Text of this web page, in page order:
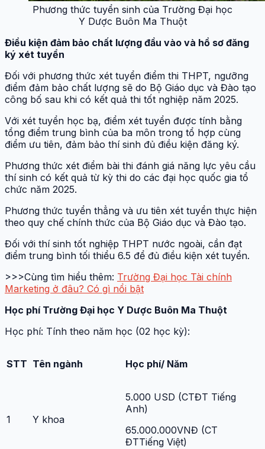
Phương thức tuyển sinh của Trường Đại học
Y Dược Buôn Ma Thuột
Điều kiện đảm bảo chất lượng đầu vào và hồ sơ đăng
ký xét tuyển
Đối với phương thức xét tuyển điểm thi THPT, ngưỡng
điểm đảm bảo chất lượng sẽ do Bộ Giáo dục và Đào tạo
công bố sau khi có kết quả thi tốt nghiệp năm 2025.
Với xét tuyển học bạ, điểm xét tuyển được tính bằng
tổng điểm trung bình của ba môn trong tổ hợp cùng
điểm ưu tiên, đảm bảo thí sinh đủ điều kiện đăng ký.
Phương thức xét điểm bài thi đánh giá năng lực yêu cầu
thí sinh có kết quả từ kỳ thi do các đại học quốc gia tổ
chức năm 2025.
Phương thức tuyển thẳng và ưu tiên xét tuyển thực hiện
theo quy chế chính thức của Bộ Giáo dục và Đào tạo.
Đối với thí sinh tốt nghiệp THPT nước ngoài, cần đạt
điểm trung bình tối thiểu 6.5 để đủ điều kiện xét tuyển.
>>>Cùng tìm hiểu thêm: Trường Đại học Tài chính
Marketing ở đâu? Có gì nổi bật
Học phí Trường Đại học Y Dược Buôn Ma Thuột
Học phí: Tính theo năm học (02 học kỳ):
STT Tên ngành Học phí/ Năm
1 Y khoa
5.000 USD (CTĐT Tiếng
Anh)
65.000.000VNĐ (CT
ĐTTiếng Việt)